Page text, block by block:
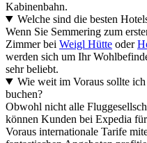
Kabinenbahn.
Welche sind die besten
Wenn Sie Semmering zum
Zimmer bei Weigl Hütte oder
werden sich um Ihr
sehr beliebt.
Wie weit im Voraus sollte
buchen?
Obwohl nicht alle
können Kunden bei Expedia
Voraus internationale Tarife